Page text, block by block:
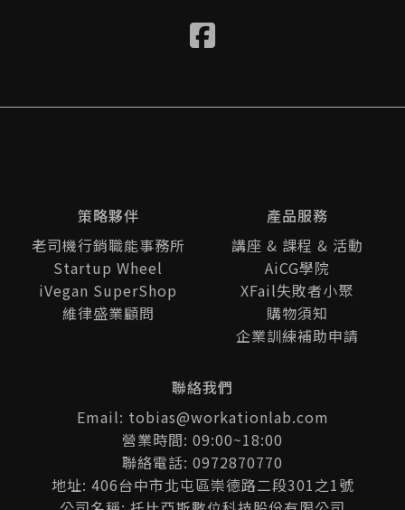
策略夥伴
老司機行銷職能事務所
Startup Wheel
iVegan SuperShop
維律盛業顧問
產品服務
講座 & 課程 & 活動
AiCG學院
XFail失敗者小聚
購物須知
企業訓練補助申請
聯絡我們
Email: tobias@workationlab.com
營業時間: 09:00~18:00
聯絡電話: 0972870770
地址: 406台中市北屯區崇德路二段301之1號